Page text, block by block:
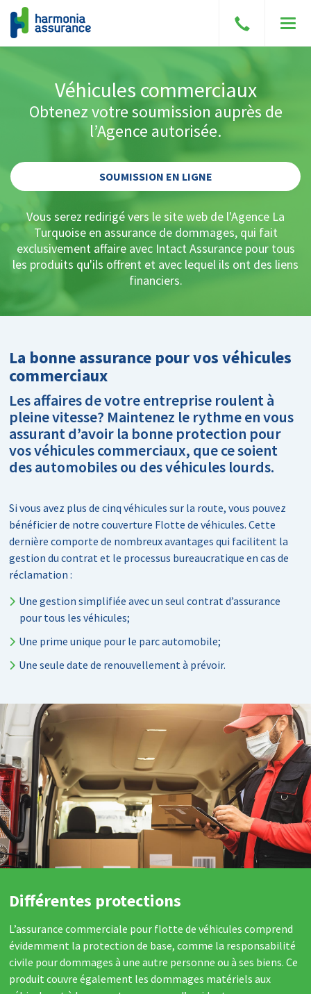
à
un
courtier
Véhicules commerciaux
Obtenez votre soumission auprès de
l’Agence autorisée.
SOUMISSION EN LIGNE
Vous serez redirigé vers le site web de l'Agence La
Turquoise en assurance de dommages, qui fait
exclusivement affaire avec Intact Assurance pour tous
les produits qu'ils offrent et avec lequel ils ont des liens
financiers.
La bonne assurance pour vos véhicules
commerciaux
Les affaires de votre entreprise roulent à
pleine vitesse? Maintenez le rythme en vous
assurant d’avoir la bonne protection pour
vos véhicules commerciaux, que ce soient
des automobiles ou des véhicules lourds.
Si vous avez plus de cinq véhicules sur la route, vous pouvez
bénéficier de notre couverture Flotte de véhicules. Cette
dernière comporte de nombreux avantages qui facilitent la
gestion du contrat et le processus bureaucratique en cas de
réclamation :
Une gestion simplifiée avec un seul contrat d’assurance
pour tous les véhicules;
Une prime unique pour le parc automobile;
Une seule date de renouvellement à prévoir.
Différentes protections
L’assurance commerciale pour flotte de véhicules comprend
évidemment la protection de base, comme la responsabilité
civile pour dommages à une autre personne ou à ses biens. Ce
produit couvre également les dommages matériels aux